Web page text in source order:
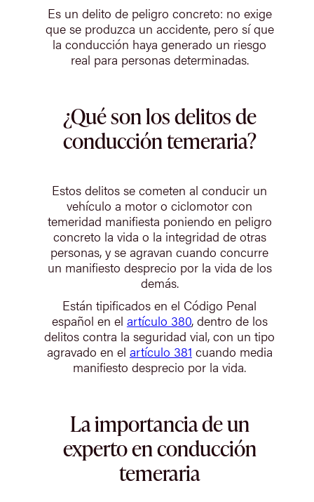
Es un delito de peligro concreto: no exige
que se produzca un accidente, pero sí que
la conducción haya generado un riesgo
real para personas determinadas.
¿Qué son los delitos de
conducción temeraria?
Estos delitos se cometen al conducir un
vehículo a motor o ciclomotor con
temeridad manifiesta poniendo en peligro
concreto la vida o la integridad de otras
personas, y se agravan cuando concurre
un manifiesto desprecio por la vida de los
demás.
Están tipificados en el Código Penal
español en el artículo 380, dentro de los
delitos contra la seguridad vial, con un tipo
agravado en el artículo 381 cuando media
manifiesto desprecio por la vida.
La importancia de un
experto en conducción
temeraria